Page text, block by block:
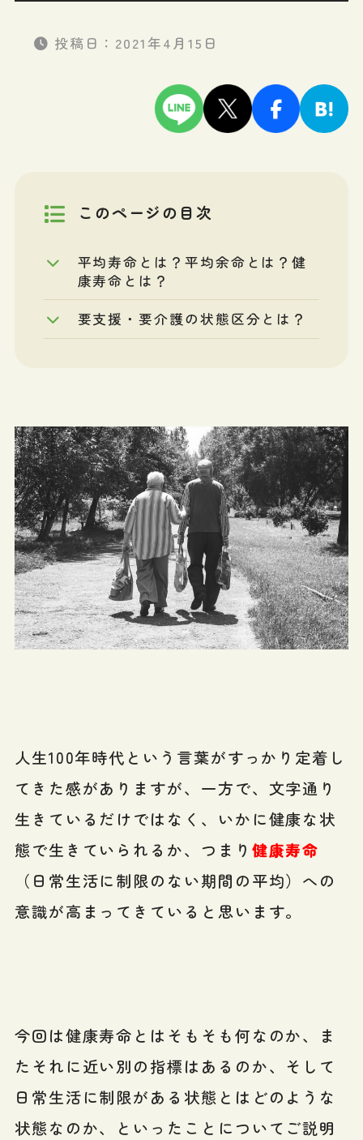
投稿日： 2021年4月15日
このページの目次
平均寿命とは？平均余命とは？健
康寿命とは？
要支援・要介護の状態区分とは？
人生100年時代という言葉がすっかり定着し
てきた感がありますが、一方で、文字通り
生きているだけではなく、いかに健康な状
態で生きていられるか、つまり 健康寿命
（日常生活に制限のない期間の平均）への
意識が高まってきていると思います。
今回は健康寿命とはそもそも何なのか、ま
たそれに近い別の指標はあるのか、そして
日常生活に制限がある状態とはどのような
状態なのか、といったことについてご説明